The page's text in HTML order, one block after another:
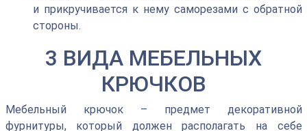
и прикручивается к нему саморезами с обратной
стороны.
3 ВИДА МЕБЕЛЬНЫХ
КРЮЧКОВ
Мебельный крючок – предмет декоративной
фурнитуры, который должен располагать на себе